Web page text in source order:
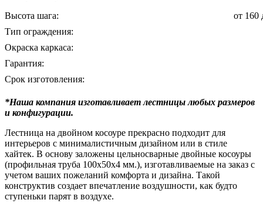
Высота шага:
от 160
Тип ограждения:
Окраска каркаса:
Гарантия:
Срок изготовления:
*Наша компания изготавливает лестницы любых размеров
и конфигурации.
Лестница на двойном косоуре прекрасно подходит для
интерьеров с минималистичным дизайном или в стиле
хайтек. В основу заложены цельносварные двойные косоуры
(профильная труба 100х50х4 мм.), изготавливаемые на заказ с
учетом ваших пожеланий комфорта и дизайна. Такой
конструктив создает впечатление воздушности, как будто
ступеньки парят в воздухе.